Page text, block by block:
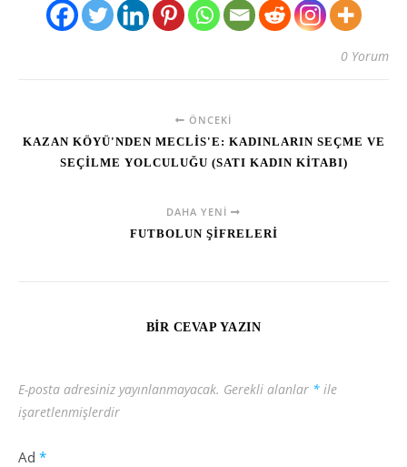
0 Yorum
ÖNCEKI
KAZAN KÖYÜ'NDEN MECLİS'E: KADINLARIN SEÇME VE
SEÇİLME YOLCULUĞU (SATI KADIN KİTABI)
DAHA YENI
FUTBOLUN ŞİFRELERİ
BIR CEVAP YAZIN
E-posta adresiniz yayınlanmayacak. Gerekli alanlar * ile
işaretlenmişlerdir
Ad *